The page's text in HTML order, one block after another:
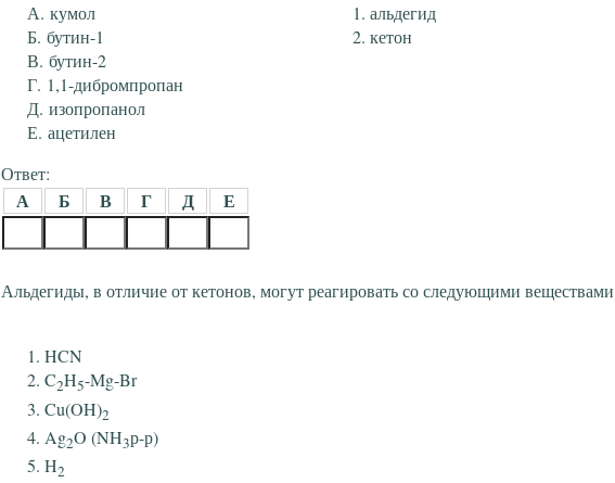
кумол
бутин-1
бутин-2
1,1-дибромпропан
изопропанол
ацетилен
альдегид
кетон
Ответ:
А Б В Г Д Е
Альдегиды, в отличие от кетонов, могут реагировать со следующими
HCN
C2H5-Mg-Br
Cu(OH)2
Ag2O (NH3р-р)
H2